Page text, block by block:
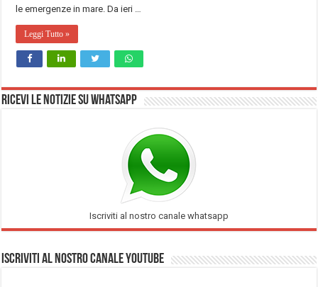
le emergenze in mare. Da ieri …
Leggi Tutto »
Ricevi le notizie su Whatsapp
Iscriviti al nostro canale whatsapp
Iscriviti al nostro Canale Youtube